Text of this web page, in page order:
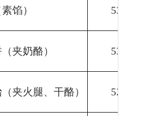
馅） 535.8
夹奶酪） 533.0
夹火腿、干酪） 528.0